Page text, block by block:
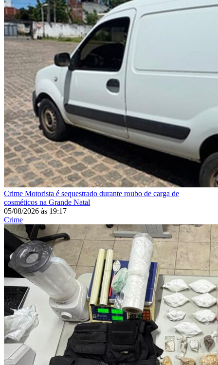
Crime Motorista é sequestrado durante roubo de carga de
cosméticos na Grande Natal
05/08/2026 às 19:17
Crime